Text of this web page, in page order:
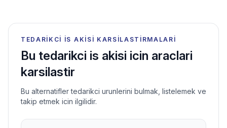
TEDARIKCI IS AKISI KARSILASTIRMALARI
Bu tedarikci is akisi icin araclari
karsilastir
Bu alternatifler tedarikci urunlerini bulmak, listelemek ve
takip etmek icin ilgilidir.